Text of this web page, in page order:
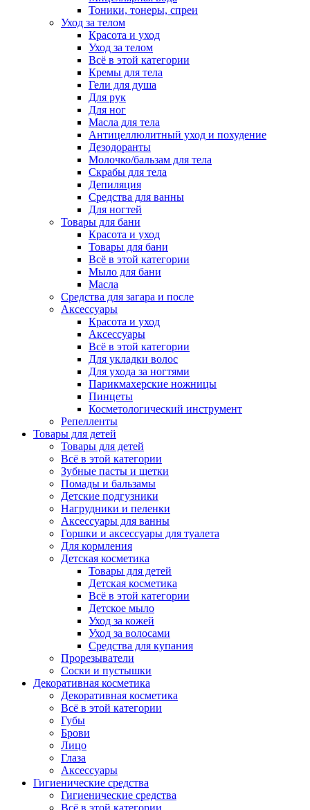
Тоники, тонеры, спреи
Уход за телом
Красота и уход
Уход за телом
Всё в этой категории
Кремы для тела
Гели для душа
Для рук
Для ног
Масла для тела
Антицеллюлитный уход и похудение
Дезодоранты
Молочко/бальзам для тела
Скрабы для тела
Депиляция
Средства для ванны
Для ногтей
Товары для бани
Красота и уход
Товары для бани
Всё в этой категории
Мыло для бани
Масла
Средства для загара и после
Аксессуары
Красота и уход
Аксессуары
Всё в этой категории
Для укладки волос
Для ухода за ногтями
Парикмахерские ножницы
Пинцеты
Косметологический инструмент
Репелленты
Товары для детей
Товары для детей
Всё в этой категории
Зубные пасты и щетки
Помады и бальзамы
Детские подгузники
Нагрудники и пеленки
Аксессуары для ванны
Горшки и аксессуары для туалета
Для кормления
Детская косметика
Товары для детей
Детская косметика
Всё в этой категории
Детское мыло
Уход за кожей
Уход за волосами
Средства для купания
Прорезыватели
Соски и пустышки
Декоративная косметика
Декоративная косметика
Всё в этой категории
Губы
Брови
Лицо
Глаза
Аксессуары
Гигиенические средства
Гигиенические средства
Всё в этой категории